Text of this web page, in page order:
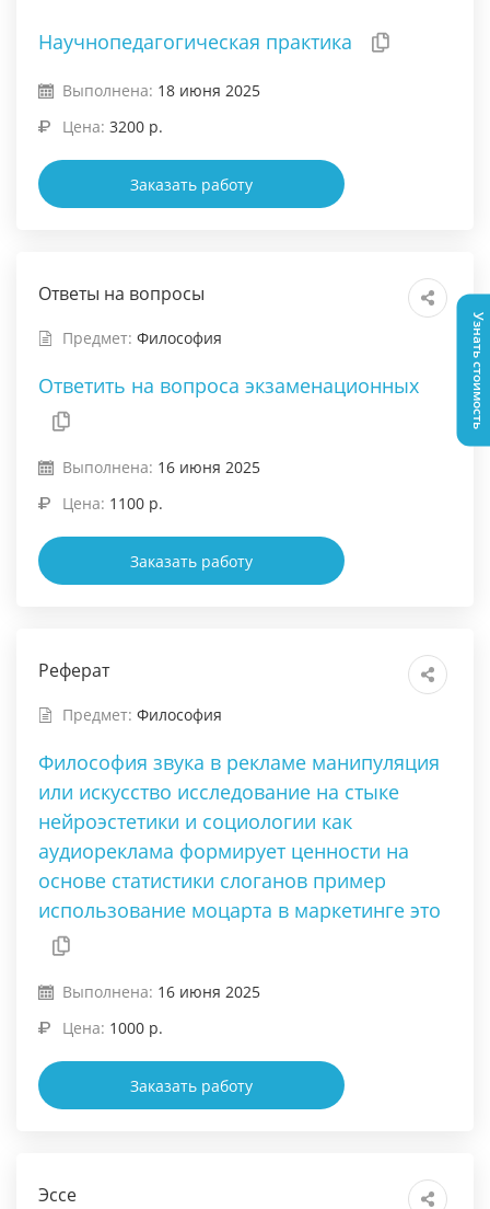
Научнопедагогическая практика
Выполнена: 18 июня 2025
Цена: 3200 р.
Заказать работу
Ответы на вопросы
Предмет: Философия
Ответить на вопроса экзаменационных
Выполнена: 16 июня 2025
Цена: 1100 р.
Заказать работу
Реферат
Предмет: Философия
Философия звука в рекламе манипуляция
или искусство исследование на стыке
нейроэстетики и социологии как
аудиореклама формирует ценности на
основе статистики слоганов пример
использование моцарта в маркетинге это
Выполнена: 16 июня 2025
Цена: 1000 р.
Заказать работу
Эссе
Узнать стоимость